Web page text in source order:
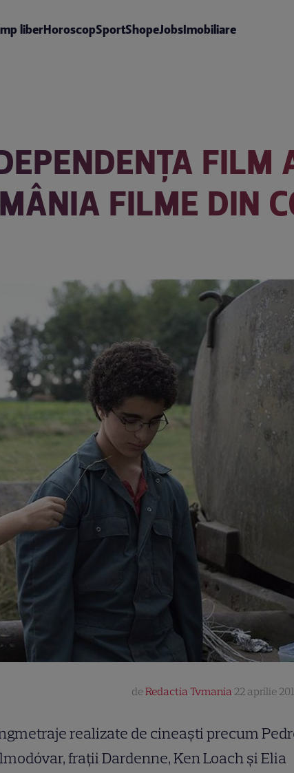
liberHoroscopSportShopeJobsImobiliare
FILM
FILME DIN
deRedactia Tvmania 22 aprilie
realizate de cineaști precum
frații Dardenne, Ken Loach și Elia